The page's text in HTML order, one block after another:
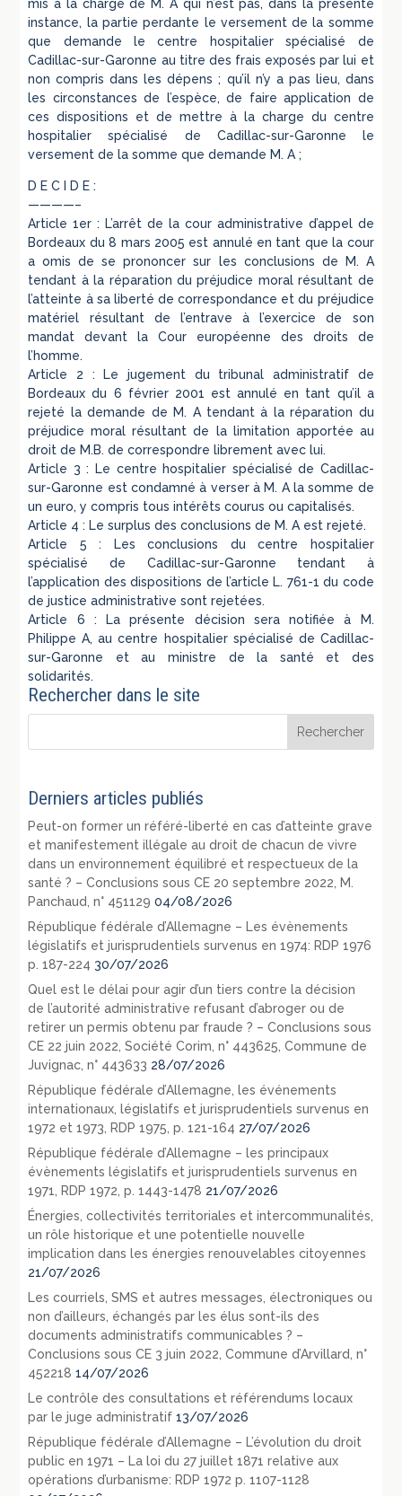
mis à la charge de M. A qui n’est pas, dans la présente
instance, la partie perdante le versement de la somme
que demande le centre hospitalier spécialisé de
Cadillac-sur-Garonne au titre des frais exposés par lui et
non compris dans les dépens ; qu’il n’y a pas lieu, dans
les circonstances de l’espèce, de faire application de
ces dispositions et de mettre à la charge du centre
hospitalier spécialisé de Cadillac-sur-Garonne le
versement de la somme que demande M. A ;
D E C I D E :
————–
Article 1er : L’arrêt de la cour administrative d’appel de
Bordeaux du 8 mars 2005 est annulé en tant que la cour
a omis de se prononcer sur les conclusions de M. A
tendant à la réparation du préjudice moral résultant de
l’atteinte à sa liberté de correspondance et du préjudice
matériel résultant de l’entrave à l’exercice de son
mandat devant la Cour européenne des droits de
l’homme.
Article 2 : Le jugement du tribunal administratif de
Bordeaux du 6 février 2001 est annulé en tant qu’il a
rejeté la demande de M. A tendant à la réparation du
préjudice moral résultant de la limitation apportée au
droit de M.B. de correspondre librement avec lui.
Article 3 : Le centre hospitalier spécialisé de Cadillac-
sur-Garonne est condamné à verser à M. A la somme de
un euro, y compris tous intérêts courus ou capitalisés.
Article 4 : Le surplus des conclusions de M. A est rejeté.
Article 5 : Les conclusions du centre hospitalier
spécialisé de Cadillac-sur-Garonne tendant à
l’application des dispositions de l’article L. 761-1 du code
de justice administrative sont rejetées.
Article 6 : La présente décision sera notifiée à M.
Philippe A, au centre hospitalier spécialisé de Cadillac-
sur-Garonne et au ministre de la santé et des
solidarités.
Rechercher dans le site
Derniers articles publiés
Peut-on former un référé-liberté en cas d’atteinte grave
et manifestement illégale au droit de chacun de vivre
dans un environnement équilibré et respectueux de la
santé ? – Conclusions sous CE 20 septembre 2022, M.
Panchaud, n° 451129 04/08/2026
République fédérale d’Allemagne – Les évènements
législatifs et jurisprudentiels survenus en 1974: RDP 1976
p. 187-224 30/07/2026
Quel est le délai pour agir d’un tiers contre la décision
de l’autorité administrative refusant d’abroger ou de
retirer un permis obtenu par fraude ? – Conclusions sous
CE 22 juin 2022, Société Corim, n° 443625, Commune de
Juvignac, n° 443633 28/07/2026
République fédérale d’Allemagne, les événements
internationaux, législatifs et jurisprudentiels survenus en
1972 et 1973, RDP 1975, p. 121-164 27/07/2026
République fédérale d’Allemagne – les principaux
évènements législatifs et jurisprudentiels survenus en
1971, RDP 1972, p. 1443-1478 21/07/2026
Énergies, collectivités territoriales et intercommunalités,
un rôle historique et une potentielle nouvelle
implication dans les énergies renouvelables citoyennes
21/07/2026
Les courriels, SMS et autres messages, électroniques ou
non d’ailleurs, échangés par les élus sont-ils des
documents administratifs communicables ? –
Conclusions sous CE 3 juin 2022, Commune d’Arvillard, n°
452218 14/07/2026
Le contrôle des consultations et référendums locaux
par le juge administratif 13/07/2026
République fédérale d’Allemagne – L’évolution du droit
public en 1971 – La loi du 27 juillet 1871 relative aux
opérations d’urbanisme: RDP 1972 p. 1107-1128